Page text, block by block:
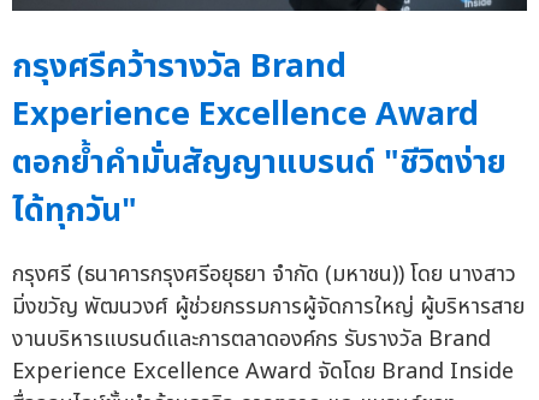
กรุงศรีคว้ารางวัล Brand
Experience Excellence Award
ตอกย้ำคำมั่นสัญญาแบรนด์ "ชีวิตง่าย
ได้ทุกวัน"
กรุงศรี (ธนาคารกรุงศรีอยุธยา จำกัด (มหาชน)) โดย นางสาว
มิ่งขวัญ พัฒนวงศ์ ผู้ช่วยกรรมการผู้จัดการใหญ่ ผู้บริหารสาย
งานบริหารแบรนด์และการตลาดองค์กร รับรางวัล Brand
Experience Excellence Award จัดโดย Brand Inside